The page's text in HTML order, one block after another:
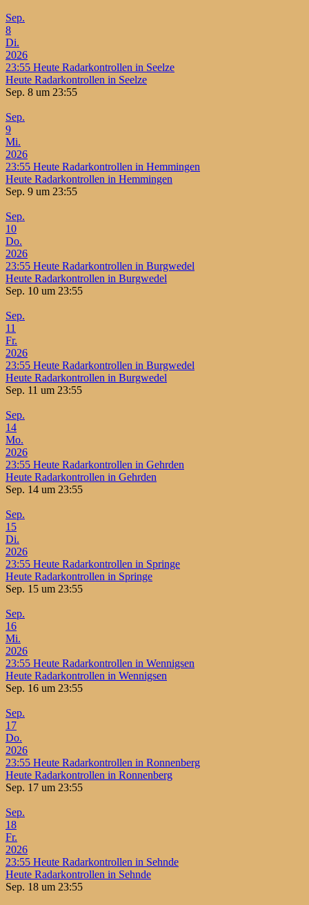
Sep.
8
Di.
2026
23:55 Heute Radarkontrollen in Seelze
Heute Radarkontrollen in Seelze
Sep. 8 um 23:55
Sep.
9
Mi.
2026
23:55 Heute Radarkontrollen in Hemmingen
Heute Radarkontrollen in Hemmingen
Sep. 9 um 23:55
Sep.
10
Do.
2026
23:55 Heute Radarkontrollen in Burgwedel
Heute Radarkontrollen in Burgwedel
Sep. 10 um 23:55
Sep.
11
Fr.
2026
23:55 Heute Radarkontrollen in Burgwedel
Heute Radarkontrollen in Burgwedel
Sep. 11 um 23:55
Sep.
14
Mo.
2026
23:55 Heute Radarkontrollen in Gehrden
Heute Radarkontrollen in Gehrden
Sep. 14 um 23:55
Sep.
15
Di.
2026
23:55 Heute Radarkontrollen in Springe
Heute Radarkontrollen in Springe
Sep. 15 um 23:55
Sep.
16
Mi.
2026
23:55 Heute Radarkontrollen in Wennigsen
Heute Radarkontrollen in Wennigsen
Sep. 16 um 23:55
Sep.
17
Do.
2026
23:55 Heute Radarkontrollen in Ronnenberg
Heute Radarkontrollen in Ronnenberg
Sep. 17 um 23:55
Sep.
18
Fr.
2026
23:55 Heute Radarkontrollen in Sehnde
Heute Radarkontrollen in Sehnde
Sep. 18 um 23:55